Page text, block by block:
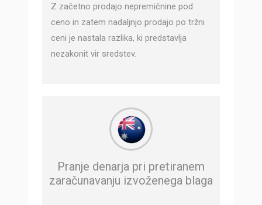
Z začetno prodajo nepremičnine pod
ceno in zatem nadaljnjo prodajo po tržni
ceni je nastala razlika, ki predstavlja
nezakonit vir sredstev.
Pranje denarja pri pretiranem
zaračunavanju izvoženega blaga